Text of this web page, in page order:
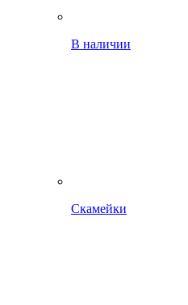
В наличии
Скамейки